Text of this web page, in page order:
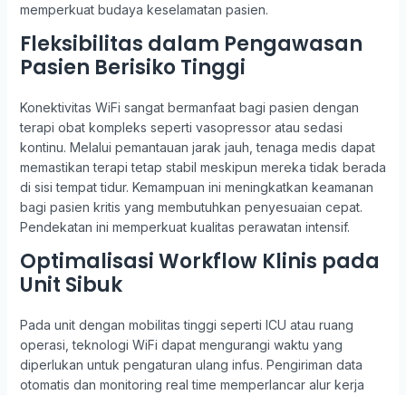
memperkuat budaya keselamatan pasien.
Fleksibilitas dalam Pengawasan
Pasien Berisiko Tinggi
Konektivitas WiFi sangat bermanfaat bagi pasien dengan
terapi obat kompleks seperti vasopressor atau sedasi
kontinu. Melalui pemantauan jarak jauh, tenaga medis dapat
memastikan terapi tetap stabil meskipun mereka tidak berada
di sisi tempat tidur. Kemampuan ini meningkatkan keamanan
bagi pasien kritis yang membutuhkan penyesuaian cepat.
Pendekatan ini memperkuat kualitas perawatan intensif.
Optimalisasi Workflow Klinis pada
Unit Sibuk
Pada unit dengan mobilitas tinggi seperti ICU atau ruang
operasi, teknologi WiFi dapat mengurangi waktu yang
diperlukan untuk pengaturan ulang infus. Pengiriman data
otomatis dan monitoring real time memperlancar alur kerja